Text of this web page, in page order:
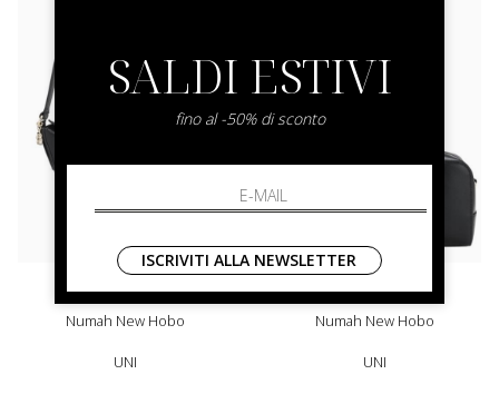
boss
Numah New Hobo
UNI
boss
Numah New Hobo
UNI
SALDI ESTIVI
fino al -50% di sconto
ISCRIVITI ALLA NEWSLETTER